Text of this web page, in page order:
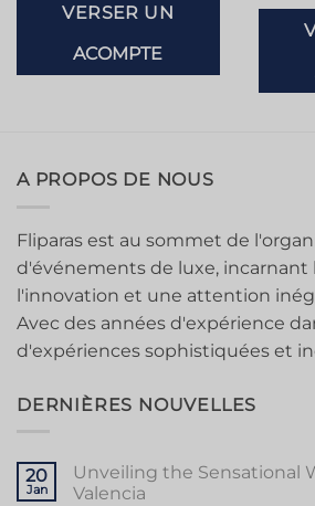
VERSER UN
ACOMPTE
A PROPOS DE NOUS
Fliparas est au sommet de
d'événements de luxe, incarnant
l'innovation et une attention
Avec des années d'expérience
d'expériences sophistiquées et
DERNIÈRES NOUVELLES
20
Jan
Unveiling the Sensational
Valencia